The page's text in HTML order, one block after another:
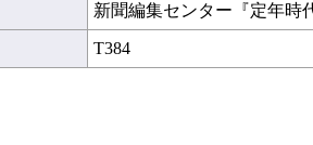
新聞編集センター『定年時
T384